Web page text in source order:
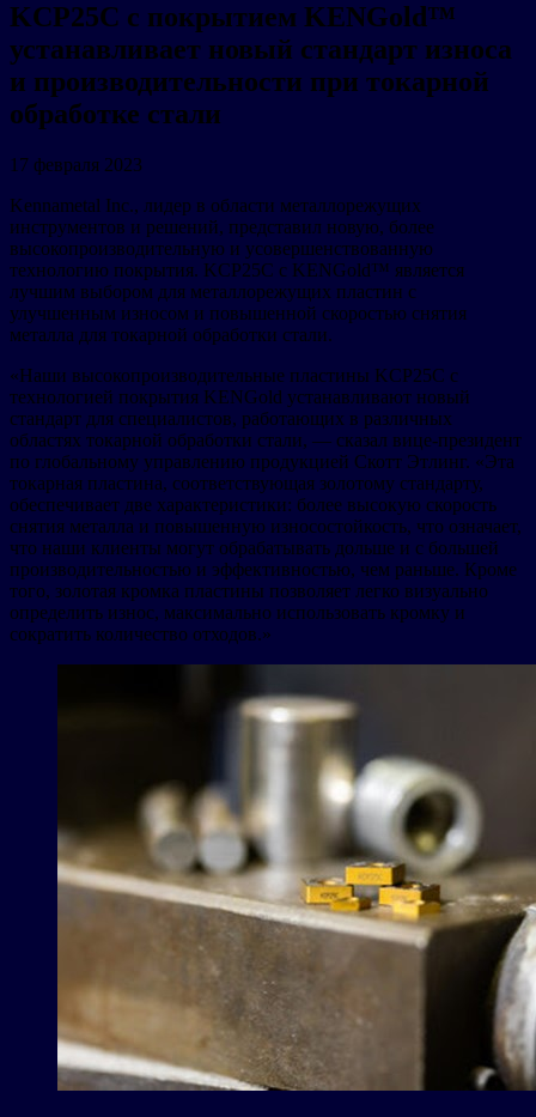
KCP25C с покрытием KENGold™
устанавливает новый стандарт износа
и производительности при токарной
обработке стали
17 февраля 2023
Kennametal Inc., лидер в области металлорежущих
инструментов и решений, представил новую, более
высокопроизводительную и усовершенствованную
технологию покрытия. KCP25C с KENGold™ является
лучшим выбором для металлорежущих пластин с
улучшенным износом и повышенной скоростью снятия
металла для токарной обработки стали.
«Наши высокопроизводительные пластины KCP25C с
технологией покрытия KENGold устанавливают новый
стандарт для специалистов, работающих в различных
областях токарной обработки стали, — сказал вице-президент
по глобальному управлению продукцией Скотт Этлинг. «Эта
токарная пластина, соответствующая золотому стандарту,
обеспечивает две характеристики: более высокую скорость
снятия металла и повышенную износостойкость, что означает,
что наши клиенты могут обрабатывать дольше и с большей
производительностью и эффективностью, чем раньше. Кроме
того, золотая кромка пластины позволяет легко визуально
определить износ, максимально использовать кромку и
сократить количество отходов.»